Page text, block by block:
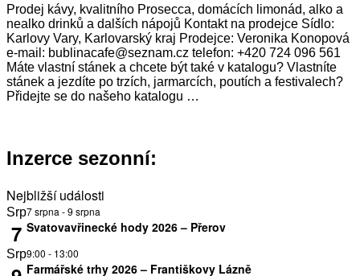
Prodej kávy, kvalitního Prosecca, domácích limonád, alko a
nealko drinků a dalších nápojů Kontakt na prodejce Sídlo:
Karlovy Vary, Karlovarský kraj Prodejce: Veronika Konopová
e-mail: bublinacafe@seznam.cz telefon: +420 724 096 561
Máte vlastní stánek a chcete být také v katalogu? Vlastníte
stánek a jezdíte po trzích, jarmarcích, poutích a festivalech?
Přidejte se do našeho katalogu …
Inzerce sezonní:
Nejbližší události
Srp
7
7 srpna -9 srpna
Svatovavřinecké hody 2026 – Přerov
Srp9:00 - 13:00
Farmářské trhy 2026 – Františkovy Lázně